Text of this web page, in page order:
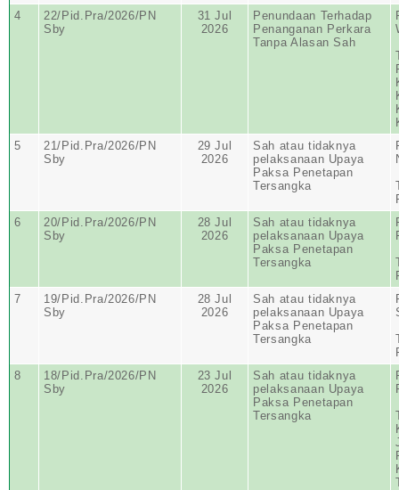
4
22/Pid.Pra/2026/PN
Sby
31 Jul
2026
Penundaan Terhadap
Penanganan Perkara
Tanpa Alasan Sah
5
21/Pid.Pra/2026/PN
Sby
29 Jul
2026
Sah atau tidaknya
pelaksanaan Upaya
Paksa Penetapan
Tersangka
6
20/Pid.Pra/2026/PN
Sby
28 Jul
2026
Sah atau tidaknya
pelaksanaan Upaya
Paksa Penetapan
Tersangka
7
19/Pid.Pra/2026/PN
Sby
28 Jul
2026
Sah atau tidaknya
pelaksanaan Upaya
Paksa Penetapan
Tersangka
8
18/Pid.Pra/2026/PN
Sby
23 Jul
2026
Sah atau tidaknya
pelaksanaan Upaya
Paksa Penetapan
Tersangka